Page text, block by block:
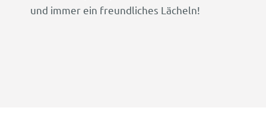
und immer ein freundliches Lächeln!